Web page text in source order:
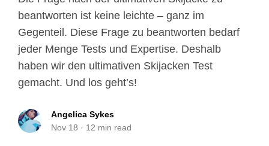
beantworten ist keine leichte – ganz im
Gegenteil. Diese Frage zu beantworten bedarf
jeder Menge Tests und Expertise. Deshalb
haben wir den ultimativen Skijacken Test
gemacht. Und los geht’s!
Angelica Sykes
Nov 18 · 12 min read